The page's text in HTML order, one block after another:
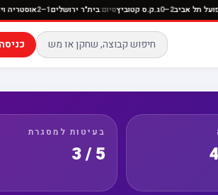
סיום:הפועל תל אביב2–0 ג.ק.ס קטוביץסיום:בית"ר ירושלים1–2
כניסה
בעיטות למסגרת
5 / 3